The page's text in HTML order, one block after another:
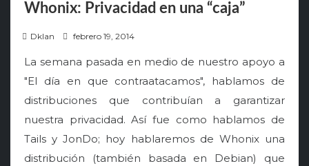
Whonix: Privacidad en una “caja”
Dklan
s
t
e
d
o
febrero 19, 2014
La semana pasada en medio de nuestro apoyo a
"El día en que contraatacamos", hablamos de
distribuciones que contribuían a garantizar
nuestra privacidad. Así fue como hablamos de
Tails y JonDo; hoy hablaremos de Whonix una
distribución (también basada en Debian) que